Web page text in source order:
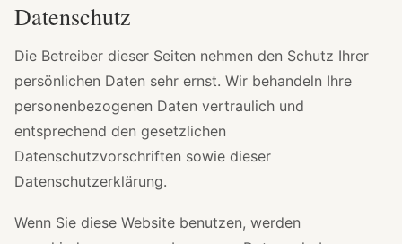
Datenschutz
Die Betreiber dieser Seiten nehmen den Schutz Ihrer
persönlichen Daten sehr ernst. Wir behandeln Ihre
personenbezogenen Daten vertraulich und
entsprechend den gesetzlichen
Datenschutzvorschriften sowie dieser
Datenschutzerklärung.
Wenn Sie diese Website benutzen, werden